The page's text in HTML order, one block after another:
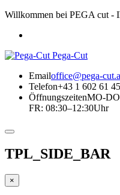
Willkommen bei PEGA cut -
Pega-Cut
Emailoffice@pega-
Telefon+43 1 602 61
ÖffnungszeitenMO-
FR: 08:30–12:30Uhr
TPL_SIDE_BAR
×